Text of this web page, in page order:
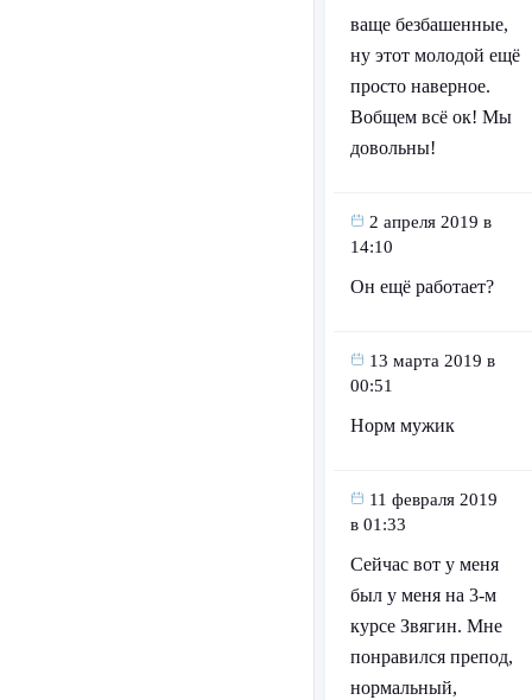
ваще безбашенные,
ну этот молодой ещё
просто наверное.
Вобщем всё ок! Мы
довольны!
2 апреля 2019 в
14:10
Он ещё работает?
13 марта 2019 в
00:51
Норм мужик
11 февраля 2019
в 01:33
Сейчас вот у меня
был у меня на 3-м
курсе Звягин. Мне
понравился препод,
нормальный,